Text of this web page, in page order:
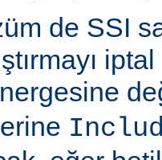
de SSI